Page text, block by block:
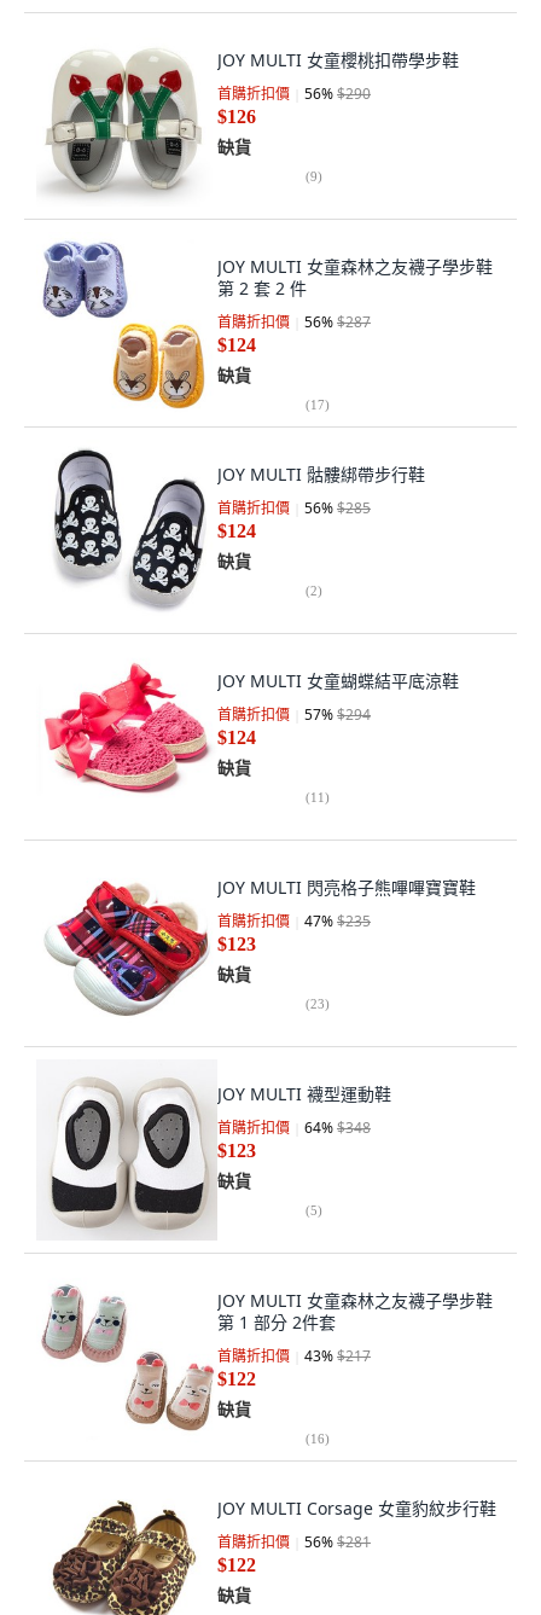
JOY MULTI 女童櫻桃扣帶學步鞋
首購折扣價 56%$290
$126
缺貨
(9)
JOY MULTI 女童森林之友襪子學步鞋
第 2 套 2 件
首購折扣價 56%$287
$124
缺貨
(17)
JOY MULTI 骷髏綁帶步行鞋
首購折扣價 56%$285
$124
缺貨
(2)
JOY MULTI 女童蝴蝶結平底涼鞋
首購折扣價 57%$294
$124
缺貨
(11)
JOY MULTI 閃亮格子熊嗶嗶寶寶鞋
首購折扣價 47%$235
$123
缺貨
(23)
JOY MULTI 襪型運動鞋
首購折扣價 64%$348
$123
缺貨
(5)
JOY MULTI 女童森林之友襪子學步鞋
第 1 部分 2件套
首購折扣價 43%$217
$122
缺貨
(16)
JOY MULTI Corsage 女童豹紋步行鞋
首購折扣價 56%$281
$122
缺貨